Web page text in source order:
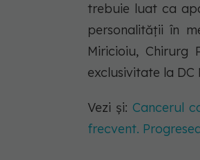
trebuie luat ca
personalității în
Miricioiu, Chirurg
exclusivitate la DC
Vezi și: Cancerul
frecvent.